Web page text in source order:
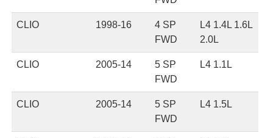
CLIO 1998-16
4 SP
FWD
L4 1.4L 1.6L
2.0L
CLIO 2005-14
5 SP
FWD
L4 1.1L
CLIO 2005-14
5 SP
FWD
L4 1.5L